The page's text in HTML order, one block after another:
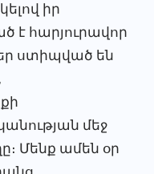
իր
է հարյուրավոր
ստիպված են
մեջ
Մենք ամեն օր